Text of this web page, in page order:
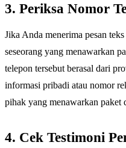
3. Periksa Nomor
Jika Anda menerima pesan
seseorang yang menawarkan
telepon tersebut berasal dari
informasi pribadi atau nomor
pihak yang menawarkan paket
4. Cek Testimoni